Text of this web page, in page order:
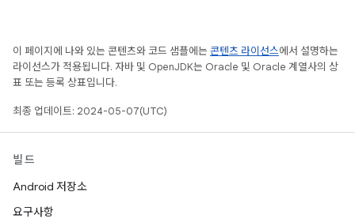
이 페이지에 나와 있는 콘텐츠와 코드 샘플에는 콘텐츠 라이선스에서 설명하는
라이선스가 적용됩니다. 자바 및 OpenJDK는 Oracle 및 Oracle 계열사의 상
표 또는 등록 상표입니다.
최종 업데이트: 2024-05-07(UTC)
빌드
Android 저장소
요구사항